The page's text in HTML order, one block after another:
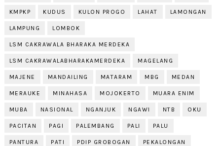
KMPKP KUDUS KULON PROGO LAHAT LAMONGAN
LAMPUNG LOMBOK
LSM CAKRAWALA BHARAKA MERDEKA
LSM CAKRAWALABHARAKAMERDEKA MAGELANG
MAJENE MANDAILING MATARAM MBG MEDAN
MERAUKE MINAHASA MOJOKERTO MUARA ENIM
MUBA NASIONAL NGANJUK NGAWI NTB OKU
PACITAN PAGI PALEMBANG PALI PALU
PANTURA PATI PDIP GROBOGAN PEKALONGAN